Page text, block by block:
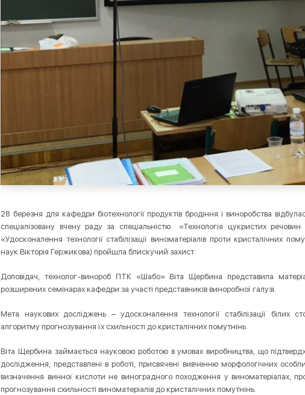
28 березня для кафедри біотехнології продуктів бродіння і виноробства
спеціалізовану вчену раду за спеціальністю «Технологія цукристих
«Удосконалення технології стабілізації виноматеріалів проти кристалічних
наук Вікторія Гержикова) пройшла блискучий захист.
Доповідач, технолог-винороб ПТК «Шабо» Віта Щербина представила
розширених семінарах кафедри за участі представників виноробної галузі.
Мета наукових досліджень – удосконалення технології стабілізації білих
алгоритму прогнозування їх схильності до кристалічних помутнінь.
Віта Щербина займається науковою роботою в умовах виробництва, що
дослідження, представлені в роботі, присвячені вивченню морфологічних
визначення винної кислоти не виноградного походження у виноматеріалах,
прогнозування схильності виноматеріалів до кристалічних помутнінь.